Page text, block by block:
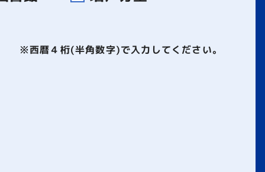
※西暦４桁(半角数字)で入力してください。